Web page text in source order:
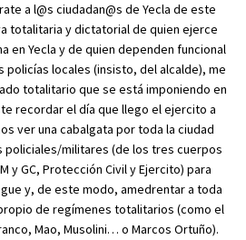
a l@s ciudadan@s de Yecla de este
totalitaria y dictatorial de quien ejerce
en Yecla y de quien dependen funcional
policías locales (insisto, del alcalde), me
totalitario que se está imponiendo en
recordar el día que llego el ejercito a
ver una cabalgata por toda la ciudad
policiales/militares (de los tres cuerpos
y GC, Protección Civil y Ejercito) para
y, de este modo, amedrentar a toda
de regímenes totalitarios (como el
Mao, Musolini… o Marcos Ortuño).